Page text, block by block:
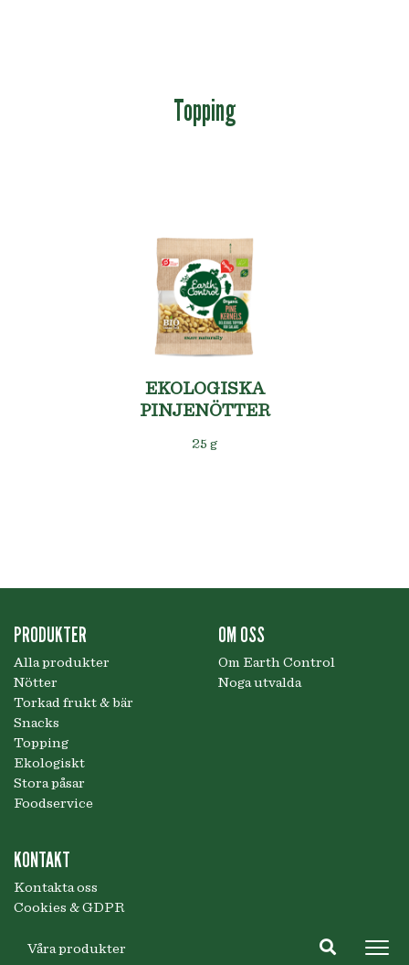
Våra produkter
Topping
EKOLOGISKA
PINJENÖTTER
25 g
PRODUKTER
Alla produkter
Nötter
Torkad frukt & bär
Snacks
Topping
Ekologiskt
Stora påsar
Foodservice
OM OSS
Om Earth Control
Noga utvalda
KONTAKT
Kontakta oss
Cookies & GDPR